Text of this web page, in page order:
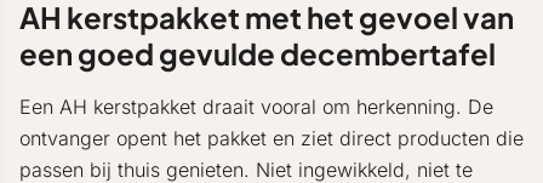
AH kerstpakket met het gevoel van
een goed gevulde decembertafel
Een AH kerstpakket draait vooral om herkenning. De
ontvanger opent het pakket en ziet direct producten die
passen bij thuis genieten. Niet ingewikkeld, niet te